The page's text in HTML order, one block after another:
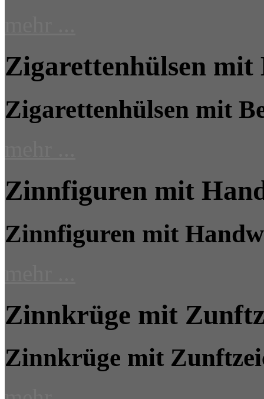
Zigarettenhülsen mit
Zigarettenhülsen mit
Zinnfiguren mit
Zinnfiguren mit
Zinnkrüge mit
Zinnkrüge mit